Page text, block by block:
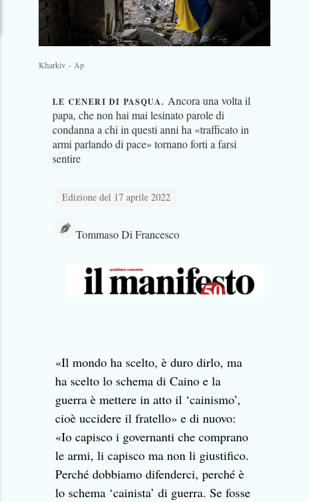
Kharkiv - Ap
LE CENERI DI PASQUA.Ancora una volta il
papa, che non hai mai lesinato parole di
condanna a chi in questi anni ha «trafficato in
armi parlando di pace» tornano forti a farsi
sentire
Edizione del 17 aprile 2022
Tommaso Di Francesco
«Il mondo ha scelto, è duro dirlo, ma
ha scelto lo schema di Caino e la
guerra è mettere in atto il ‘cainismo’,
cioè uccidere il fratello» e di nuovo:
«Io capisco i governanti che comprano
le armi, li capisco ma non li giustifico.
Perché dobbiamo difenderci, perché è
lo schema ‘cainista’ di guerra. Se fosse